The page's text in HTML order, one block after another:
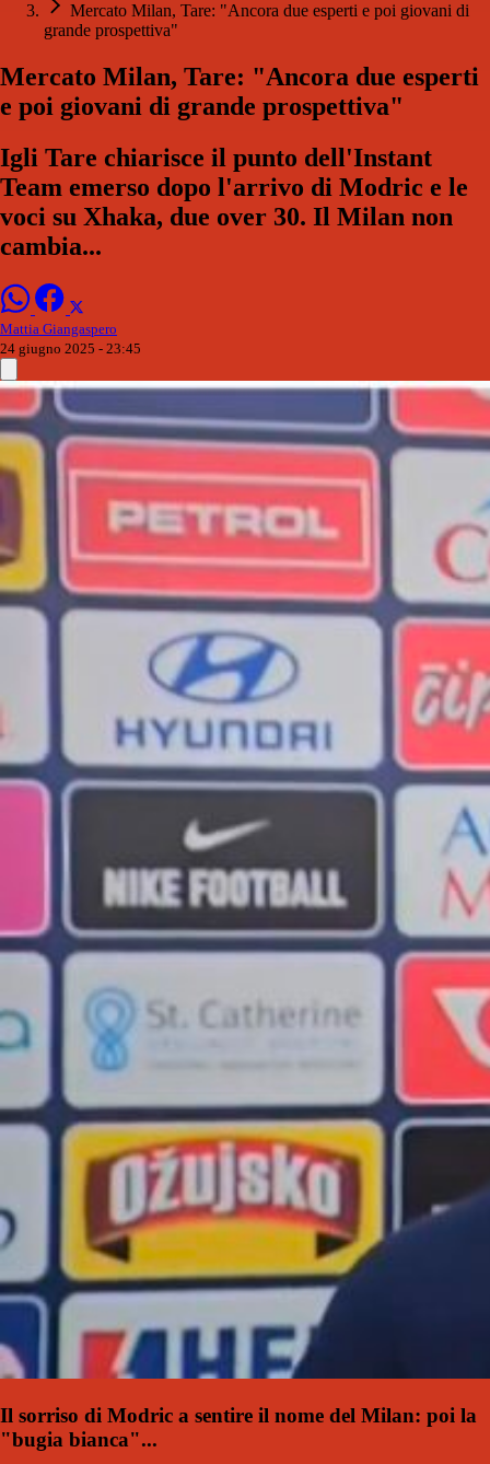
Mercato Milan, Tare: "Ancora due esperti e poi giovani di
grande prospettiva"
Mercato Milan, Tare: "Ancora due esperti
e poi giovani di grande prospettiva"
Igli Tare chiarisce il punto dell'Instant
Team emerso dopo l'arrivo di Modric e le
voci su Xhaka, due over 30. Il Milan non
cambia...
Mattia Giangaspero
24 giugno 2025 - 23:45
Il sorriso di Modric a sentire il nome del Milan: poi la
"bugia bianca"...